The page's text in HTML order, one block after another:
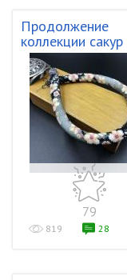
Продолжение
коллекции сакур
79
819 28